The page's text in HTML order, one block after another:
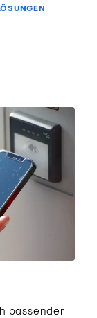
passender